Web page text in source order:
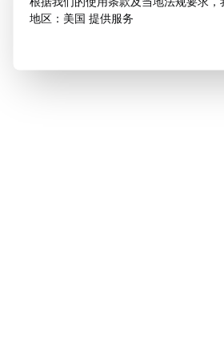
地区：美国 提供服务